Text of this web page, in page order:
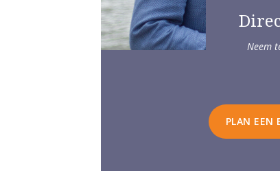
Neem
PLAN EEN